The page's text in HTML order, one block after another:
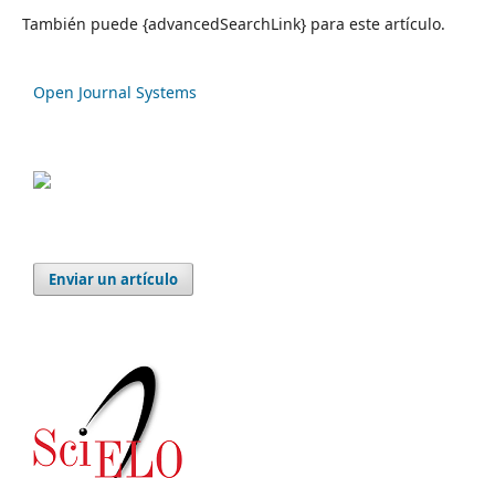
También puede {advancedSearchLink} para este artículo.
Open Journal Systems
Enviar un artículo